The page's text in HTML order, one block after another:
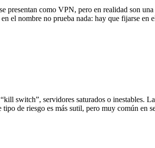
presentan como VPN, pero en realidad son
el nombre no prueba nada: hay que fijarse en
switch”, servidores saturados o inestables.
de riesgo es más sutil, pero muy común en